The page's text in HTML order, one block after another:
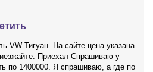
VW Тигуан. На сайте цена указана
Приехал Спрашиваю у
по 1400000. Я спрашиваю, а где по